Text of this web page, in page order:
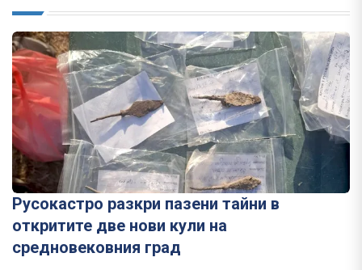
Русокастро разкри пазени тайни в
откритите две нови кули на
средновековния град